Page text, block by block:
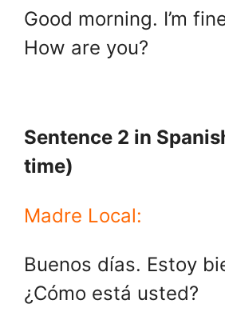
Good morning. I’m
How are you?
Sentence 2 in
time)
Madre Local:
Buenos días. Estoy
¿Cómo está usted?